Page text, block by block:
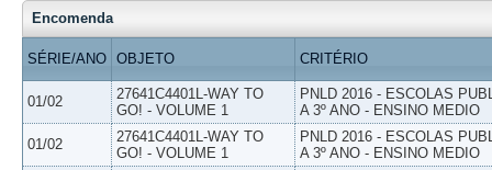
Encomenda
SÉRIE/ANO OBJETO CRITÉRIO
01/02
27641C4401L-WAY TO
GO! - VOLUME 1
PNLD 2016 - ESCOLAS
A 3º ANO - ENSINO MEDIO
01/02
27641C4401L-WAY TO
GO! - VOLUME 1
PNLD 2016 - ESCOLAS
A 3º ANO - ENSINO MEDIO